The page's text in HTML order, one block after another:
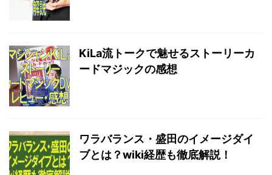
KiLa流トークで魅せるストーリーカ
ードマジックの感想
ワラバランス・盛田のイメージダイ
ブとは？wiki経歴も徹底解説！